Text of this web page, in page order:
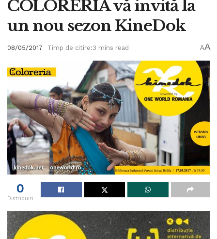
COLORERIA vă invită la
un nou sezon KineDok
08/05/2017 Timp de citire:3 mins read AA
0
Distribuiri